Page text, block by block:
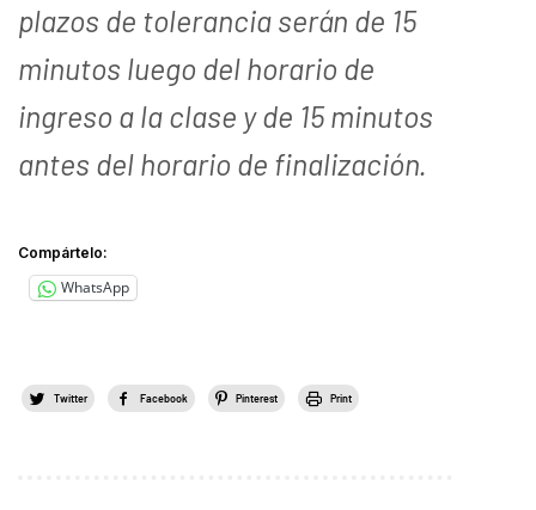
plazos de tolerancia serán de 15
minutos luego del horario de
ingreso a la clase y de 15 minutos
antes del horario de finalización.
Compártelo:
WhatsApp
Twitter Facebook Pinterest Print